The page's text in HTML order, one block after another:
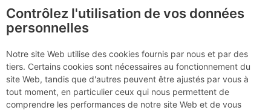
Tête Noire (Sanetsch) :
De La Lui
Samedi 8 juillet 2017
Contrôlez l'utilisation de vos données
personnelles
Notre site Web utilise des cookies fournis par nous et par des
tiers. Certains cookies sont nécessaires au fonctionnement du
site Web, tandis que d'autres peuvent être ajustés par vous à
tout moment, en particulier ceux qui nous permettent de
comprendre les performances de notre site Web et de vous